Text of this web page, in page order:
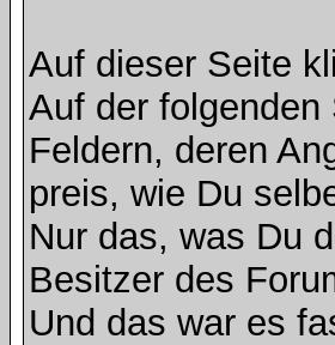
Auf dieser Seite
Auf der
Feldern, deren
preis, wie Du
Nur das, was Du
Besitzer des
Und das war es